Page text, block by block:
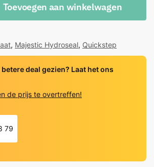
Toevoegen aan winkelwagen
, Majestic Hydroseal, Quickstep
deal gezien? Laat het ons
de prijs te overtreffen!
79